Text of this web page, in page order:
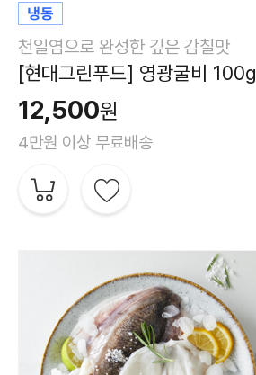
천일염으로 완성한 깊은 감칠맛
[현대그린푸드] 영광굴비 100g
12,500원
4만원 이상 무료배송